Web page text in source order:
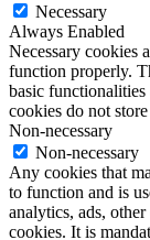
Necessary
Always Enabled
Necessary cookies
function properly.
basic functionalities
cookies do not
Non-necessary
Non-necessary
Any cookies that
to function and is
analytics, ads, other
cookies. It is